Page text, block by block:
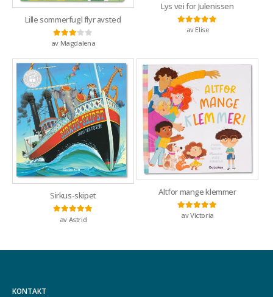
Lille sommerfugl flyr avsted
Vurdert3av 5
av Magdalena
Lys vei for Julenissen
Vurdert5
av Elise
Sirkus-skipet
Vurdert5
av Astrid
Altfor mange klemmer
Vurdert5av 5
av Victoria
KONTAKT